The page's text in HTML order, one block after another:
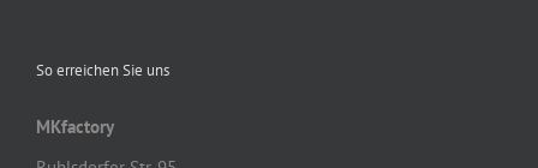
So erreichen Sie uns
MKfactory